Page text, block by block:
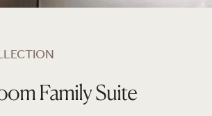
Family Suite